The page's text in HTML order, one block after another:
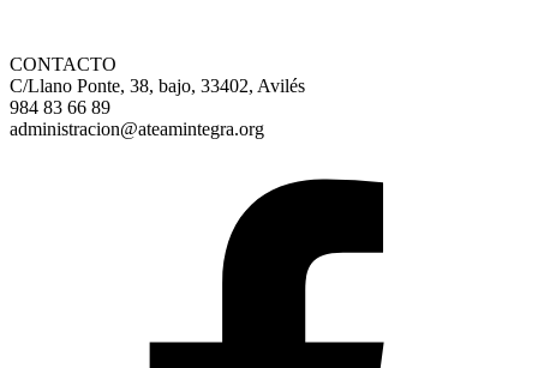
CONTACTO
C/Llano Ponte, 38, bajo, 33402, Avilés
984 83 66 89
administracion@ateamintegra.org